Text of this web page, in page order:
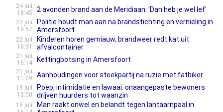
24 juli
18:45
2 avonden brand aan de Meridiaan: 'Dan heb je wel lef'
22 juli
19:57
Politie houdt man aan na brandstichting en vernieling in
Amersfoort
22 juli
16:31
Kinderen horen gemiauw, brandweer redt kat uit
afvalcontainer
21 juli
16:14
Kettingbotsing in Amersfoort
21 juli
11:09
Aanhoudingen voor steekpartij na ruzie met fatbiker
19 juli
15:00
Poep, intimidatie en lawaai: onaangepaste bewoners
drijven huurders tot waanzin
15 juli
Man raakt onwel en belandt tegen lantaarnpaal in